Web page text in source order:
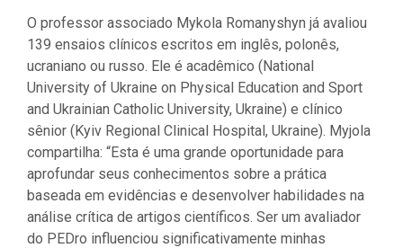
O professor associado Mykola Romanyshyn já avaliou
139 ensaios clínicos escritos em inglês, polonês,
ucraniano ou russo. Ele é acadêmico (National
University of Ukraine on Physical Education and Sport
and Ukrainian Catholic University, Ukraine) e clínico
sênior (Kyiv Regional Clinical Hospital, Ukraine). Myjola
compartilha: “Esta é uma grande oportunidade para
aprofundar seus conhecimentos sobre a prática
baseada em evidências e desenvolver habilidades na
análise crítica de artigos científicos. Ser um avaliador
do PEDro influenciou significativamente minhas